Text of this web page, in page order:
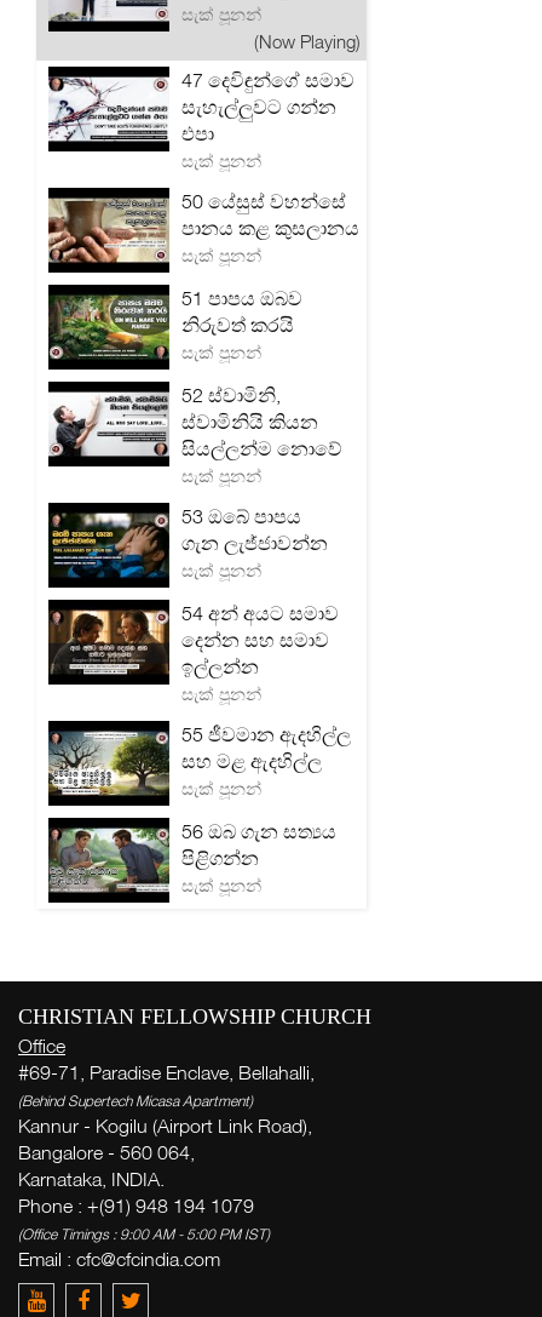
සැක් පූනන්
(Now Playing)
47 දෙවිඳුන්ගේ සමාව
සැහැල්ලුවට ගන්න
එපා
සැක් පූනන්
50 යේසුස් වහන්සේ
පානය කළ කුසලානය
සැක් පූනන්
51 පාපය ඔබව
නිරුවත් කරයි
සැක් පූනන්
52 ස්වාමිනි,
ස්වාමිනියි කියන
සියල්ලන්ම නොවේ
සැක් පූනන්
53 ඔබේ පාපය
ගැන ලැජ්ජාවන්න
සැක් පූනන්
54 අන් අයට සමාව
දෙන්න සහ සමාව
ඉල්ලන්න
සැක් පූනන්
55 ජීවමාන ඇදහිල්ල
සහ මළ ඇදහිල්ල
සැක් පූනන්
56 ඔබ ගැන සත්‍යය
පිළිගන්න
සැක් පූනන්
CHRISTIAN FELLOWSHIP CHURCH
Office
#69-71, Paradise Enclave, Bellahalli,
(Behind Supertech Micasa Apartment)
Kannur - Kogilu (Airport Link Road),
Bangalore - 560 064,
Karnataka, INDIA.
Phone : +(91) 948 194 1079
(Office Timings : 9:00 AM - 5:00 PM IST)
Email : cfc@cfcindia.com